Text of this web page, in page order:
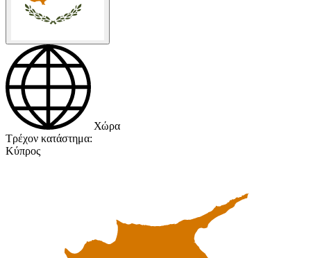
Χώρα
Τρέχον κατάστημα:
Κύπρος